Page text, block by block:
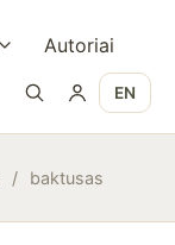
Autoriai
EN
/ baktusas